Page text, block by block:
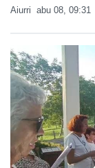
Aiurri abu 08, 09:31